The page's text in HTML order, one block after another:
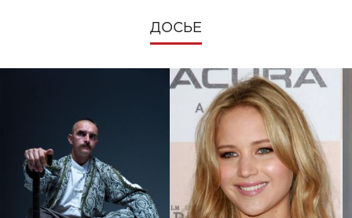
ДОСЬЕ